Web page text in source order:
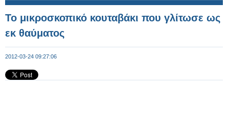
Το μικροσκοπικό κουταβάκι που γλίτωσε ως
εκ θαύματος
2012-03-24 09:27:06